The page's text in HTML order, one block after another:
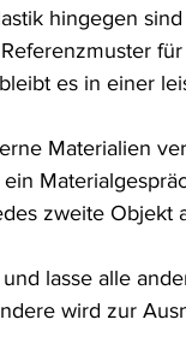
hingegen
es in einer
Materialien
ein
zweite Objekt
lasse alle
wird zur